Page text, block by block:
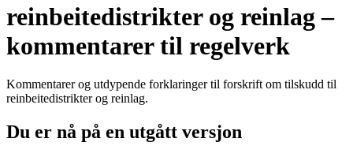
reinbeitedistrikter og reinlag –
kommentarer til regelverk
Kommentarer og utdypende forklaringer til forskrift om tilskudd til
reinbeitedistrikter og reinlag.
Du er nå på en utgått versjon